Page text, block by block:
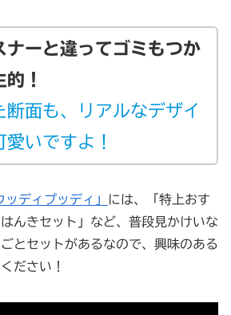
ナーと違ってゴミもつか
！
断面も、リアルなデザイ
愛いですよ！
ディプッディ」
には、「特上おす
んきセット」など、普段見かけいな
とセットがあるなので、興味のある
ださい！